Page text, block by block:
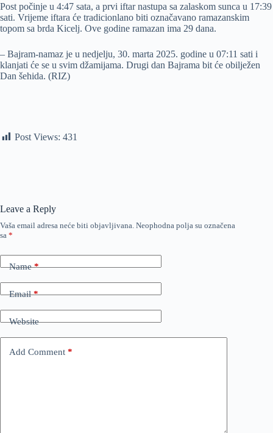
Post počinje u 4:47 sata, a prvi iftar nastupa sa zalaskom sunca u 17:39
sati. Vrijeme iftara će tradicionlano biti označavano ramazanskim
topom sa brda Kicelj. Ove godine ramazan ima 29 dana.
– Bajram-namaz je u nedjelju, 30. marta 2025. godine u 07:11 sati i
klanjati će se u svim džamijama. Drugi dan Bajrama bit će obilježen
Dan šehida. (RIZ)
Post Views: 431
Leave a Reply
Vaša email adresa neće biti objavljivana. Neophodna polja su označena
sa *
Name*
Email*
Website
Add Comment *